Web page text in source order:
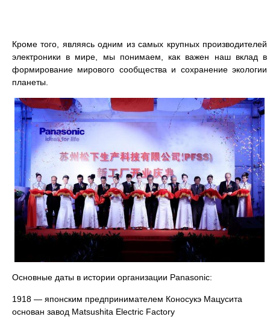
Кроме того, являясь одним из самых крупных производителей
электроники в мире, мы понимаем, как важен наш вклад в
формирование мирового сообщества и сохранение экологии
планеты.
Основные даты в истории организации Panasonic:
1918 — японским предпринимателем Коносукэ Мацусита
основан завод Matsushita Electric Factory